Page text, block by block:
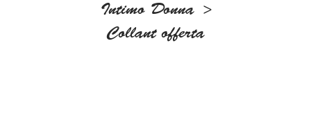
Intimo Donna >
Collant offerta